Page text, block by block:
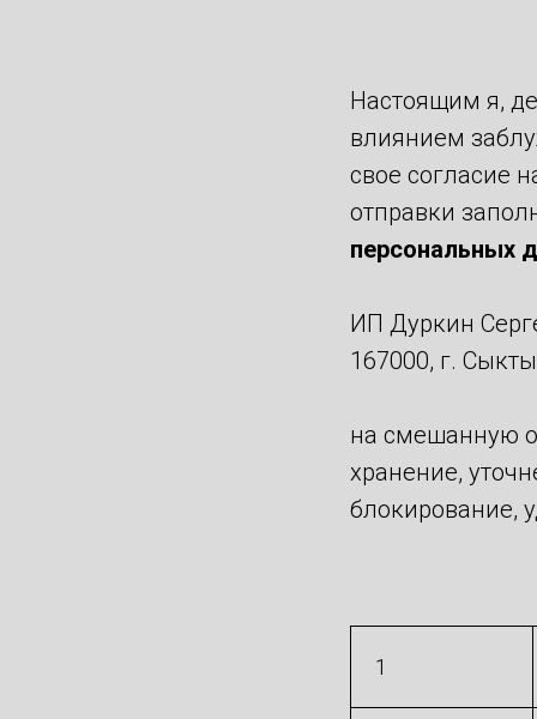
Настоящим я,
влиянием
свое согласие
отправки
персональных
ИП Дуркин
167000, г.
на смешанную
хранение,
блокирование,
1